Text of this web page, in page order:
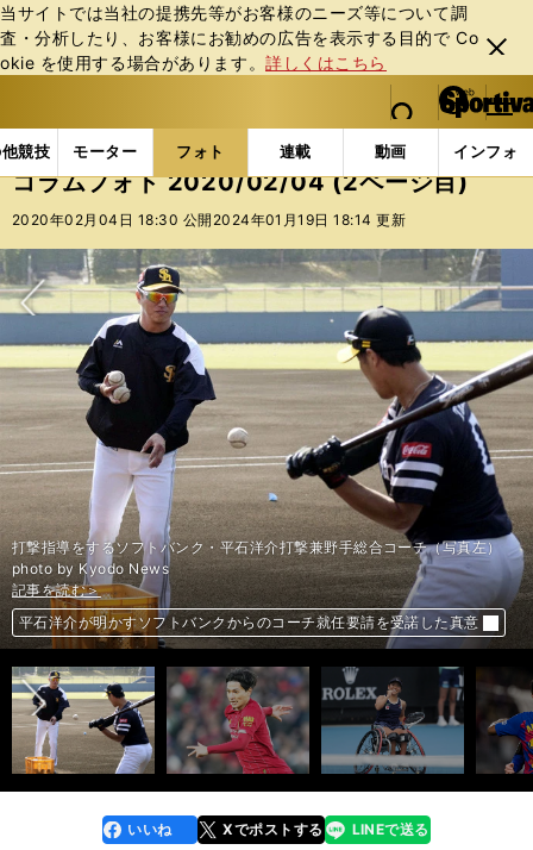
当サイトでは当社の提携先等がお客様のニーズ等について調
査・分析したり、お客様にお勧めの広告を表⽰する⽬的で Co
okie を使⽤する場合があります。詳しくはこちら
閉じ
る
web Sportiva (webスポルティーバ)
検索
マイペ
ー
ジ
メニュ
競技 モーター フォト 連載 動画 インフォ
b
ス
ポ
ル
ィ
ー
バ
フォトギャラリー コラムフォト コラムフォト
コラムフォト 2020/02/04 (2ページ目)
2020年02月04日 18:30 公開 2024年01月19日 18:14 更新
次へ
記事を読む＞
バルサ、補強に失敗し「偽９番」でやりくり。安部裕葵にもチャンスか
打撃指導をするソフトバンク・平石洋介打撃兼野手総合コーチ（写真左）
photo by Kyodo News
記事を読む＞
平石洋介が明かすソフトバンクからのコーチ就任要請を受諾した真意
記事を読む＞
南野拓実が効果的な動きで存在感。リバプールのスピードに合ってきた
記事を読む＞
上地結衣、強化した秘策が成功。緻密な作戦も功を奏し全豪OPを制す
前へ
faceboo
k
いいね Xでポストする
line LINEで送る